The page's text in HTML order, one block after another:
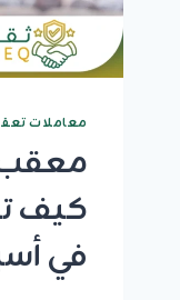
معاملات
معقب
كيف
في